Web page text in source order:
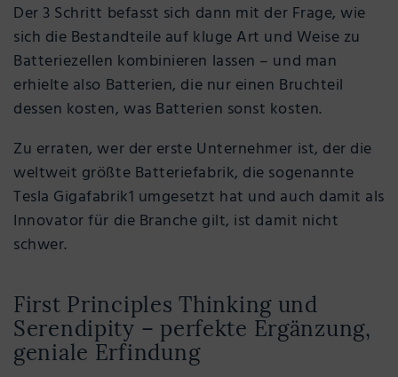
Der 3 Schritt befasst sich dann mit der Frage, wie
sich die Bestandteile auf kluge Art und Weise zu
Batteriezellen kombinieren lassen – und man
erhielte also Batterien, die nur einen Bruchteil
dessen kosten, was Batterien sonst kosten.
Zu erraten, wer der erste Unternehmer ist, der die
weltweit größte Batteriefabrik, die sogenannte
Tesla Gigafabrik1 umgesetzt hat und auch damit als
Innovator für die Branche gilt, ist damit nicht
schwer.
First Principles Thinking und
Serendipity – perfekte Ergänzung,
geniale Erfindung